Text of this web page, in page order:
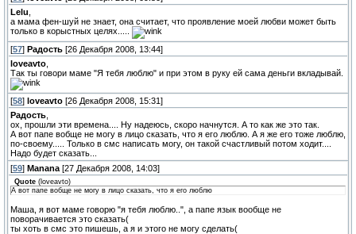
Lelu
а мама фен-шуй не знает, она считает, что проявление моей любви может быть
только в корыстных целях.....
[57] Радость [26 Декабря 2008, 13:44]
loveavto
Так ты говори маме "Я тебя люблю" и при этом в руку ей сама деньги вкладывай.
[58] loveavto [26 Декабря 2008, 15:31]
Радость
ох, прошли эти времена.... Ну надеюсь, скоро начнутся. А то как же это так.
А вот папе вобще не могу в лицо сказать, что я его люблю. А я же его тоже люблю,
по-своему..... Только в смс написать могу, он такой счастливый потом ходит....
Надо будет сказать...
[59] Manana [27 Декабря 2008, 14:03]
Quote ( loveavto)
А вот папе вобще не могу в лицо сказать, что я его люблю
Маша, я вот маме говорю "я тебя люблю..", а папе язык вообще не
поворачивается это сказать(
ты хоть в смс это пишешь, а я и этого не могу сделать(